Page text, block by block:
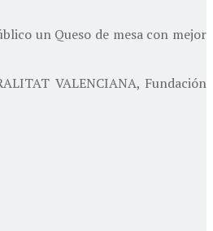
un Queso de mesa con mejor
VALENCIANA, Fundación